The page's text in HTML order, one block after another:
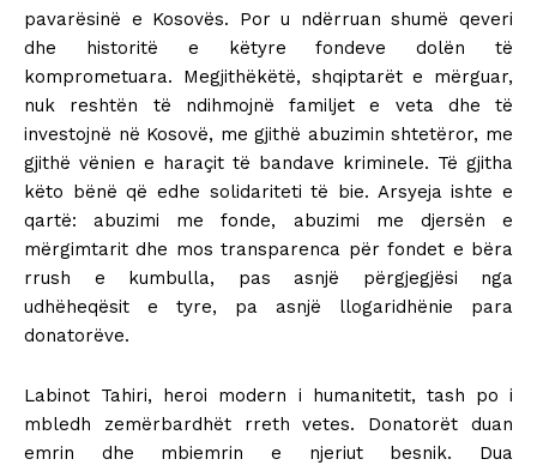
pavarësinë e Kosovës. Por u ndërruan shumë qeveri
dhe historitë e këtyre fondeve dolën të
komprometuara. Megjithëkëtë, shqiptarët e mërguar,
nuk reshtën të ndihmojnë familjet e veta dhe të
investojnë në Kosovë, me gjithë abuzimin shtetëror, me
gjithë vënien e haraçit të bandave kriminele. Të gjitha
këto bënë që edhe solidariteti të bie. Arsyeja ishte e
qartë: abuzimi me fonde, abuzimi me djersën e
mërgimtarit dhe mos transparenca për fondet e bëra
rrush e kumbulla, pas asnjë përgjegjësi nga
udhëheqësit e tyre, pa asnjë llogaridhënie para
donatorëve.
Labinot Tahiri, heroi modern i humanitetit, tash po i
mbledh zemërbardhët rreth vetes. Donatorët duan
emrin dhe mbiemrin e njeriut besnik. Dua